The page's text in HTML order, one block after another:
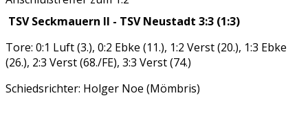
TSV Seckmauern II - TSV Neustadt 3:3 (1:3)
Tore: 0:1 Luft (3.), 0:2 Ebke (11.), 1:2 Verst (20.), 1:3 Ebke
(26.), 2:3 Verst (68./FE), 3:3 Verst (74.)
Schiedsrichter: Holger Noe (Mömbris)